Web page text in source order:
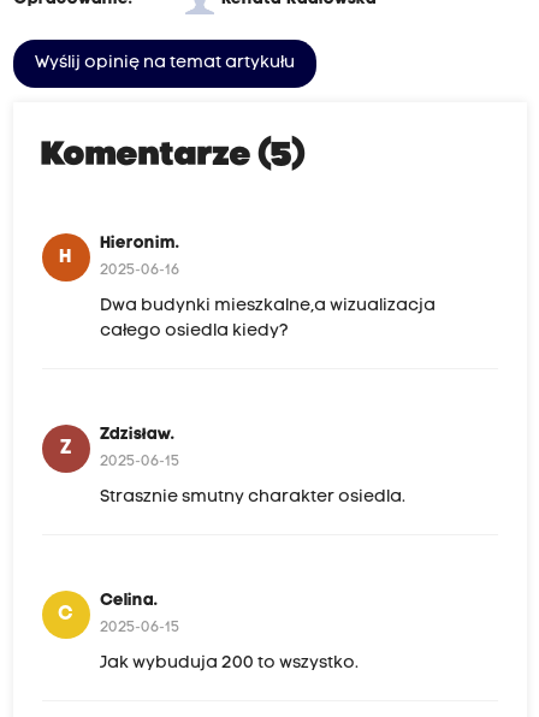
Wyślij opinię na temat artykułu
Komentarze (5)
H
Hieronim.
2025-06-16
Dwa budynki mieszkalne,a wizualizacja
całego osiedla kiedy?
Z
Zdzisław.
2025-06-15
Strasznie smutny charakter osiedla.
C
Celina.
2025-06-15
Jak wybuduja 200 to wszystko.